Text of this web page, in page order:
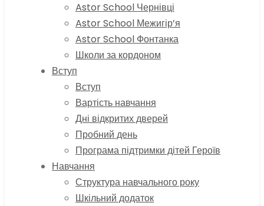
Astor School Чернівці
Astor School Межигір’я
Astor School Фонтанка
Школи за кордоном
Вступ
Вступ
Вартість навчання
Дні відкритих дверей
Пробний день
Програма підтримки дітей Героїв
Навчання
Структура навчального року
Шкільний додаток